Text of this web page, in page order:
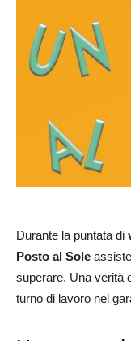
Durante la puntata di
Posto al Sole
superare. Una verità
turno di lavoro nel